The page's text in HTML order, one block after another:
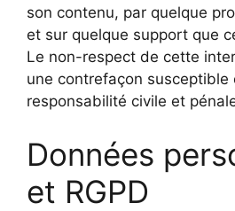
son contenu, par quelque
et sur quelque support que
Le non-respect de cette
une contrefaçon susceptible
responsabilité civile et
Données
et RGPD